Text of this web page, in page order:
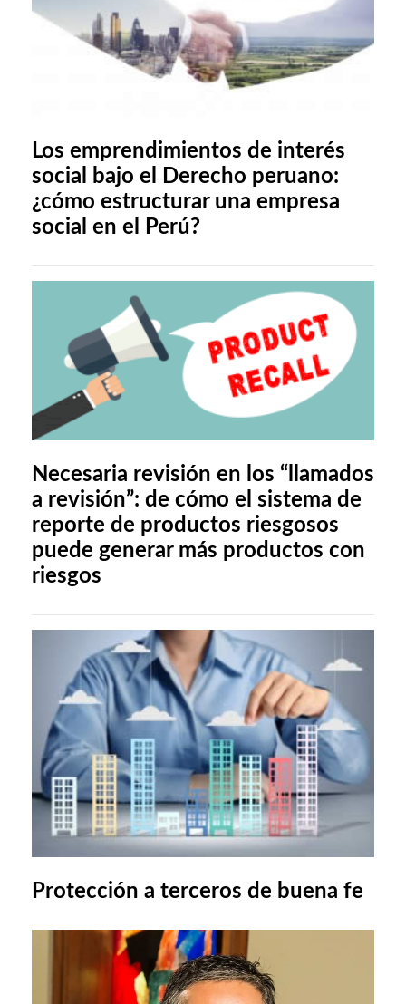
Los emprendimientos de interés
social bajo el Derecho peruano:
¿cómo estructurar una empresa
social en el Perú?
Necesaria revisión en los “llamados
a revisión”: de cómo el sistema de
reporte de productos riesgosos
puede generar más productos con
riesgos
Protección a terceros de buena fe